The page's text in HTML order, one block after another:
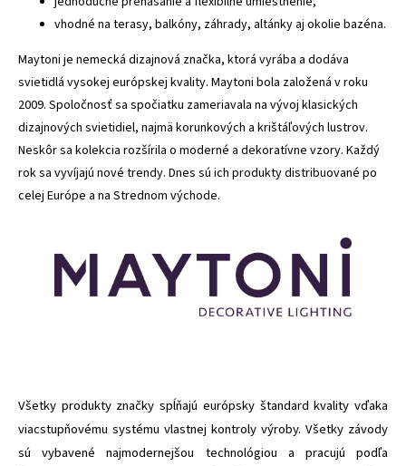
vhodné na terasy, balkóny, záhrady, altánky aj okolie bazéna.
Maytoni je nemecká dizajnová značka, ktorá vyrába a dodáva
svietidlá vysokej európskej kvality. Maytoni bola založená v roku
2009. Spoločnosť sa spočiatku zameriavala na vývoj klasických
dizajnových svietidiel, najmä korunkových a krištáľových lustrov.
Neskôr sa kolekcia rozšírila o moderné a dekoratívne vzory. Každý
rok sa vyvíjajú nové trendy. Dnes sú ich produkty distribuované po
celej Európe a na Strednom východe.
Všetky produkty značky spĺňajú európsky štandard kvality vďaka
viacstupňovému systému vlastnej kontroly výroby. Všetky závody
sú vybavené najmodernejšou technológiou a pracujú podľa